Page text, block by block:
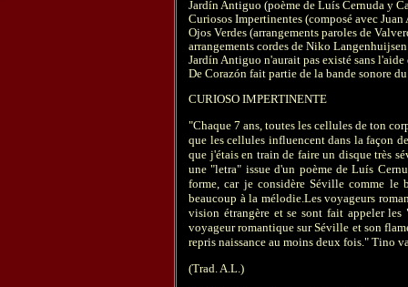
Jardín Antiguo (poème de Luís Cernuda y
Curiosos Impertinentes (composé avec
Ojos Verdes (arrangements paroles de
arrangements cordes de Niko
Jardín Antiguo n'aurait pas existé sans
De Corazón fait partie de la bande sonore
CURIOSO IMPERTINENTE
"Chaque 7 ans, toutes les cellules de ton
que les cellules influencent dans la façon
que j'étais en train de faire un disque très
une "letra" issue d'un poème de Luís
forme, car je considère Séville comme le
beaucoup à la mélodie.Les voyageurs
vision étrangère et se sont fait appeler
voyageur romantique sur Séville et son
repris naissance au moins deux fois." Tino
(Trad. A.L.)